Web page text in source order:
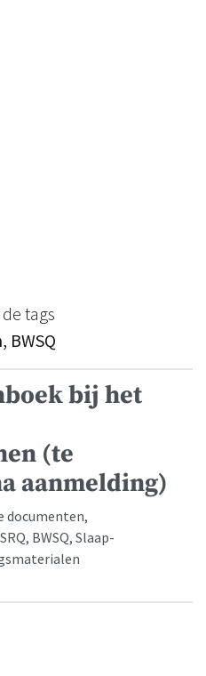
tags
bij het
(te
aanmelding)
documenten,
BWSQ, Slaap-